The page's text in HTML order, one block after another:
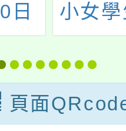
與
－
坊
（線
頁面